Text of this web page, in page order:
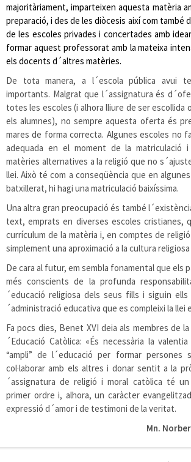
majoritàriament, imparteixen aquesta matèria
preparació, i des de les diòcesis així com també
de les escoles privades i concertades amb
formar aquest professorat amb la mateixa
els docents d´altres matèries.
De tota manera, a l´escola pública avui
importants. Malgrat que l´assignatura és
totes les escoles (i alhora lliure de ser escollida
els alumnes), no sempre aquesta oferta és
mares de forma correcta. Algunes escoles no
adequada en el moment de la matriculació
matèries alternatives a la religió que no
llei. Això té com a conseqüència que en
batxillerat, hi hagi una matriculació baixíssima.
Una altra gran preocupació és també
text, emprats en diverses escoles cristianes,
currículum de la matèria i, en comptes de
simplement una aproximació a la cultura
De cara al futur, em sembla fonamental que els
més conscients de la profunda
´educació religiosa dels seus fills i siguin
´administració educativa que es compleixi la llei
Fa pocs dies, Benet XVI deia als membres de
´Educació Catòlica: «És necessària la
“ampli” de l´educació per formar persones
col·laborar amb els altres i donar sentit a la
´assignatura de religió i moral catòlica té
primer ordre i, alhora, un caràcter
expressió d´amor i de testimoni de la veritat.
Mn.